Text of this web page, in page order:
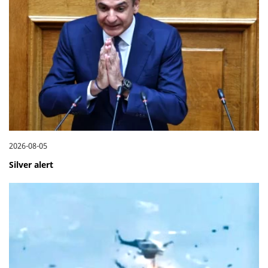
2026-08-05
Silver alert